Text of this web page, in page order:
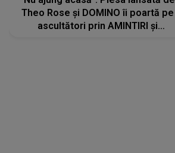
Theo Rose și DOMINO îi poartă pe
ascultători prin AMINTIRI și